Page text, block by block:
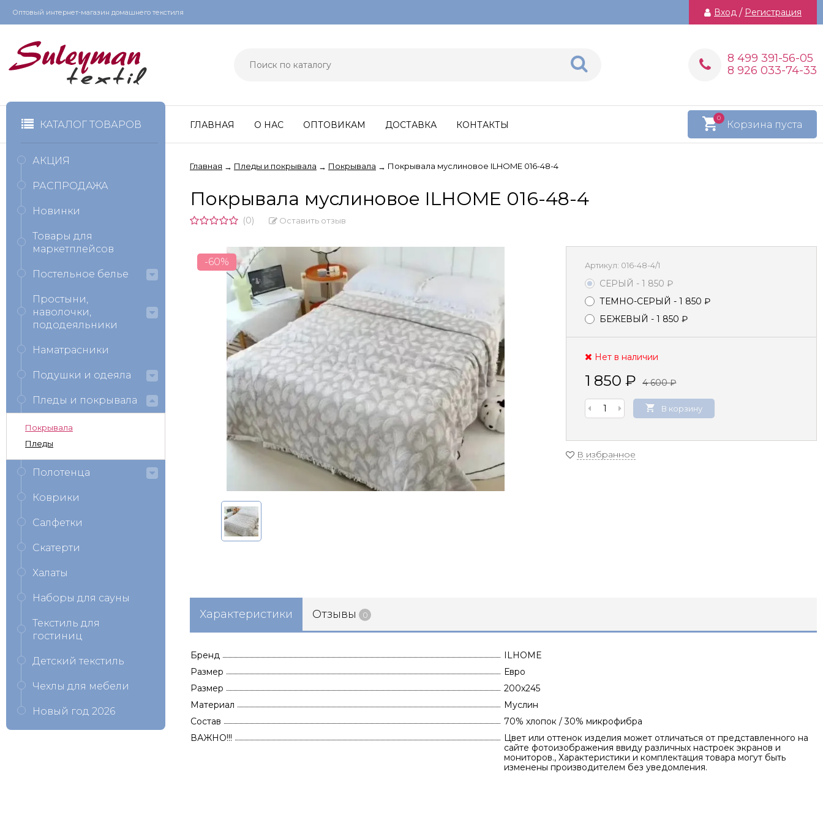
Оптовый интернет-магазин домашнего текстиля Вход / Регистрация
8 499 391-56-05
8 926 033-74-33
КАТАЛОГ ТОВАРОВ Корзина пуста
0
ГЛАВНАЯ О НАС ОПТОВИКАМ ДОСТАВКА КОНТАКТЫ
Главная → Пледы и покрывала → Покрывала → Покрывала муслиновое ILHOME 016-48-4
Покрывала муслиновое ILHOME 016-48-4
(0) Оставить отзыв
-60% Артикул: 016-48-4/1
СЕРЫЙ - 1 850₽
ТЕМНО-СЕРЫЙ - 1 850₽
БЕЖЕВЫЙ - 1 850₽
Нет в наличии
1 850₽ 4 600₽
В корзину
В избранное
Характеристики Отзывы 0
Бренд
ILHOME
Размер
Евро
Размер
200х245
Материал
Муслин
Состав
70% хлопок / 30% микрофибра
ВАЖНО!!!
Цвет или оттенок изделия может отличаться от представленного на
сайте фотоизображения ввиду различных настроек экранов и
мониторов., Характеристики и комплектация товара могут быть
изменены производителем без уведомления.
АКЦИЯ
РАСПРОДАЖА
Новинки
Товары для
маркетплейсов
Постельное белье
Простыни,
наволочки,
пододеяльники
Наматрасники
Подушки и одеяла
Пледы и покрывала
Покрывала
Пледы
Полотенца
Коврики
Салфетки
Скатерти
Халаты
Наборы для сауны
Текстиль для
гостиниц
Детский текстиль
Чехлы для мебели
Новый год 2026